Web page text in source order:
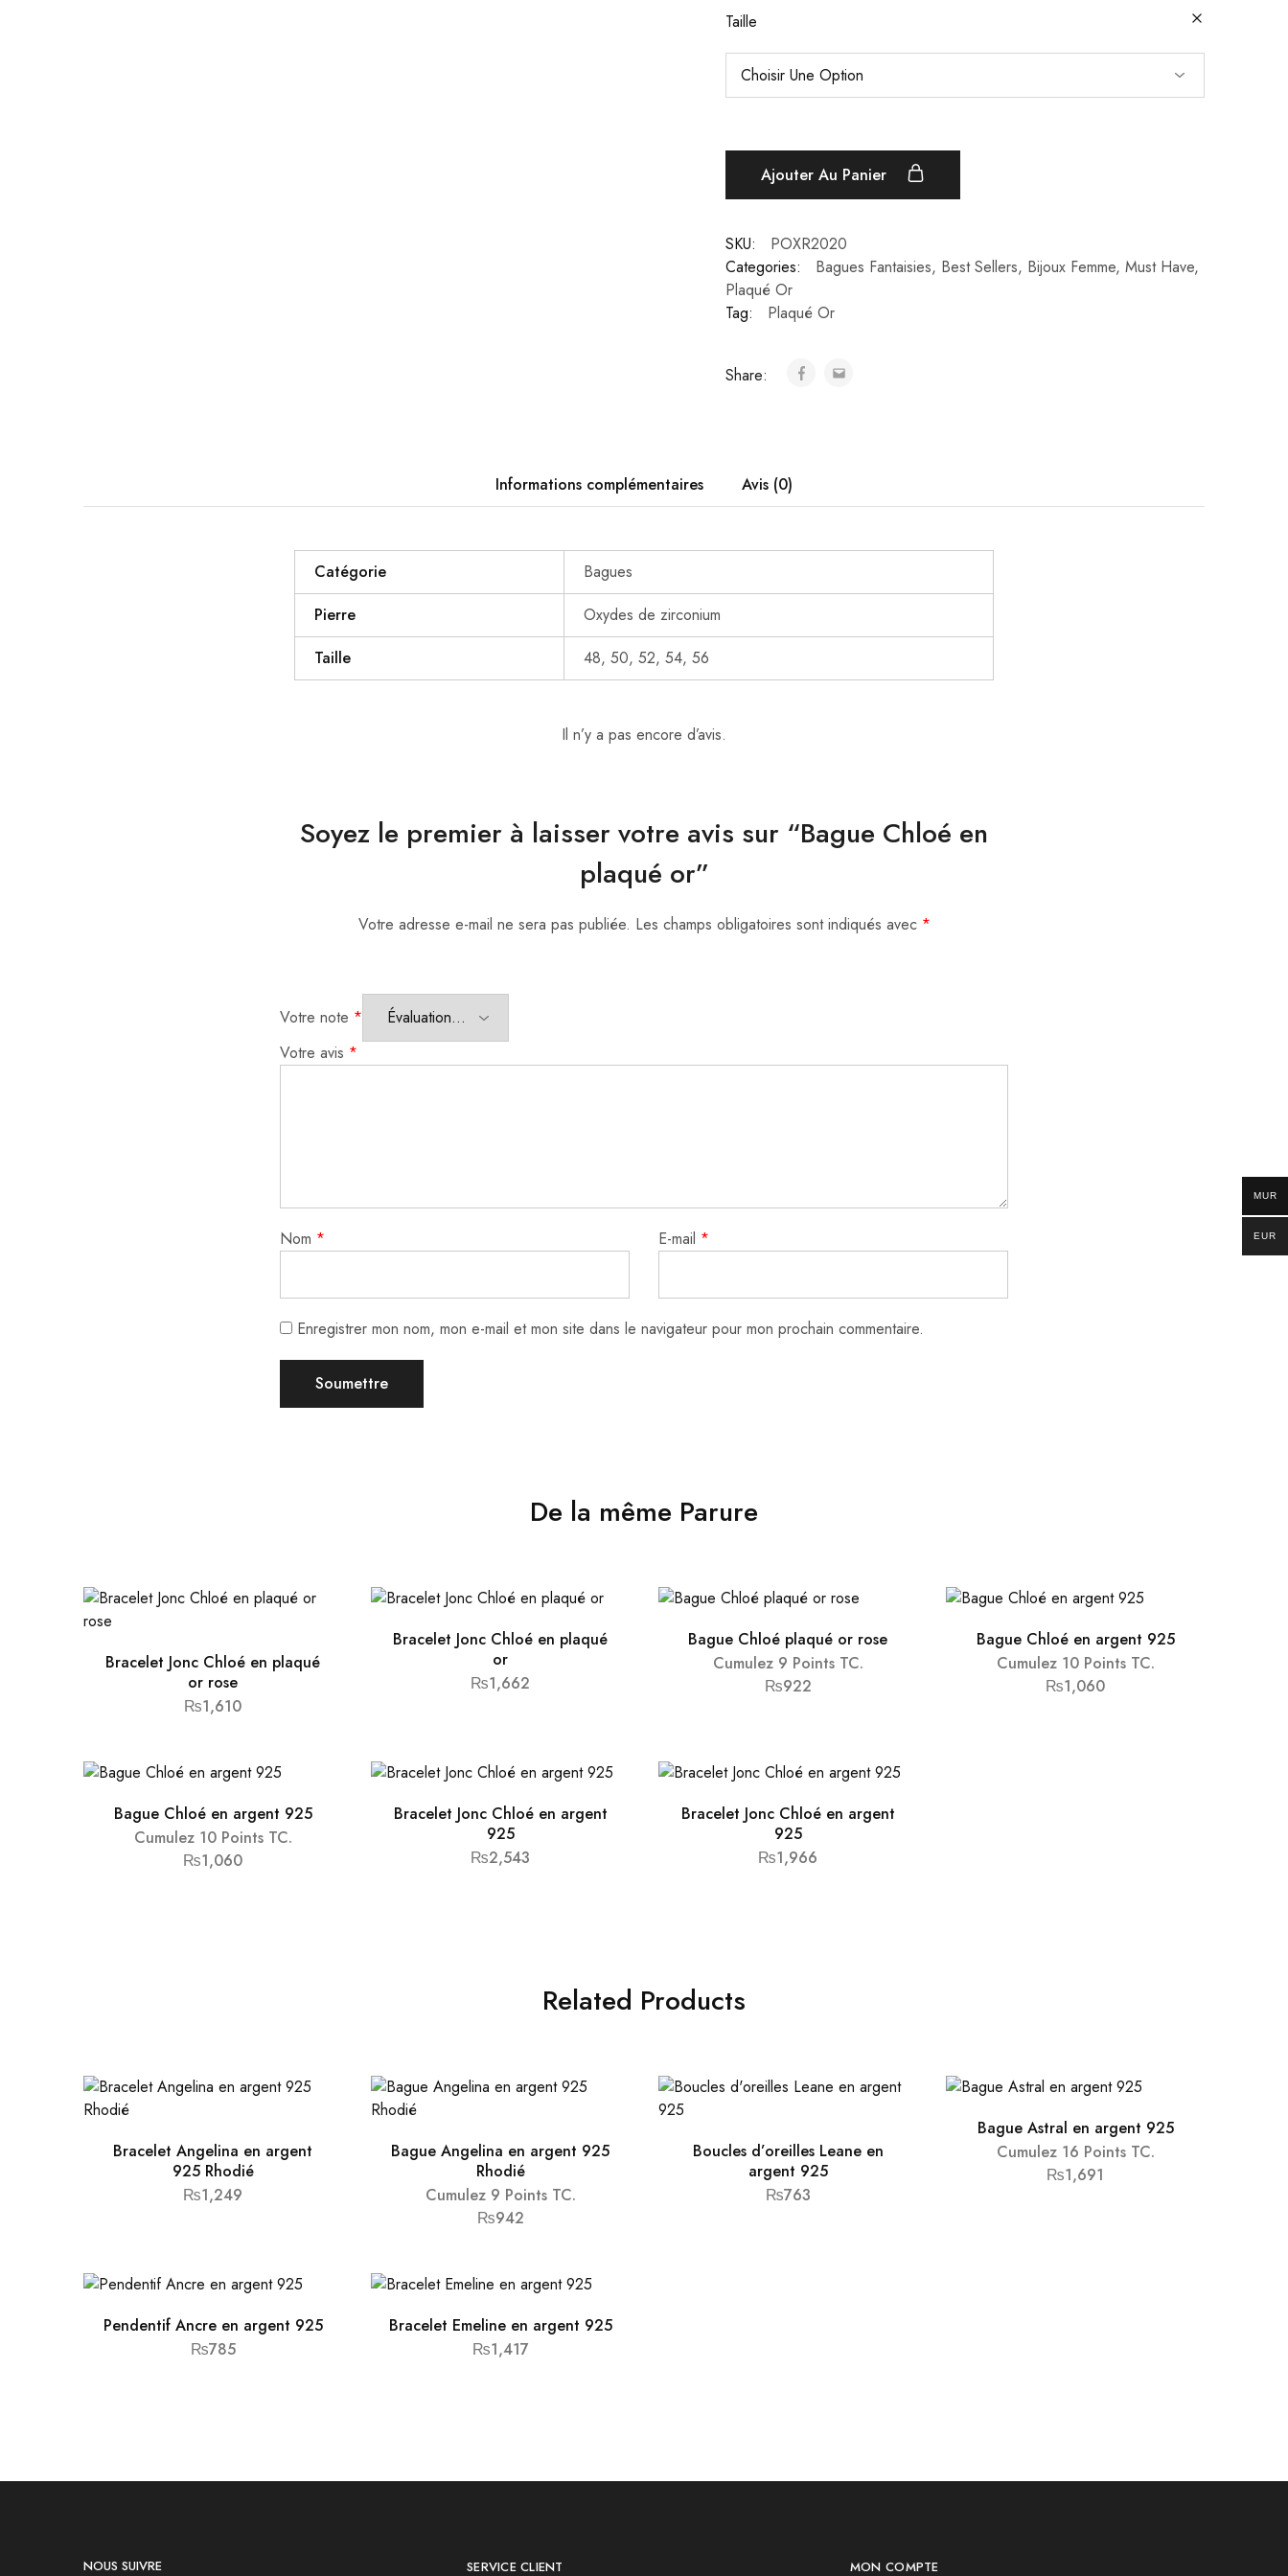
Taille
Ajouter Au Panier
SKU:
POXR2020
Categories:
Bagues Fantaisies, Best Sellers, Bijoux Femme, Must Have,
Plaqué Or
Tag:
Plaqué Or
Share:
Informations complémentaires Avis (0)
Catégorie
Bagues
Pierre
Oxydes de zirconium
Taille
48, 50, 52, 54, 56
Il n’y a pas encore d’avis.
Soyez le premier à laisser votre avis sur “Bague Chloé en
plaqué or”
Votre adresse e-mail ne sera pas publiée. Les champs obligatoires sont indiqués avec *
Votre note *
Votre avis *
Nom * E-mail *
Enregistrer mon nom, mon e-mail et mon site dans le navigateur pour mon prochain commentaire.
De la même Parure
Bracelet Jonc Chloé en plaqué
or rose
₨1,610
Bracelet Jonc Chloé en plaqué
or
₨1,662
Bague Chloé plaqué or rose
Cumulez 9 Points TC.
₨922
Bague Chloé en argent 925
Cumulez 10 Points TC.
₨1,060
Bague Chloé en argent 925
Cumulez 10 Points TC.
₨1,060
Bracelet Jonc Chloé en argent
925
₨2,543
Bracelet Jonc Chloé en argent
925
₨1,966
Related Products
Bracelet Angelina en argent
925 Rhodié
₨1,249
Bague Angelina en argent 925
Rhodié
Cumulez 9 Points TC.
₨942
Boucles d’oreilles Leane en
argent 925
₨763
Bague Astral en argent 925
Cumulez 16 Points TC.
₨1,691
Pendentif Ancre en argent 925
₨785
Bracelet Emeline en argent 925
₨1,417
NOUS SUIVRE SERVICE CLIENT MON COMPTE
MUR
EUR